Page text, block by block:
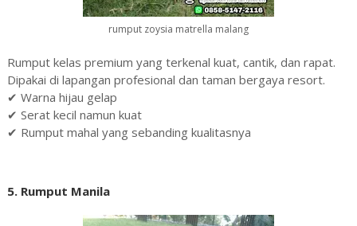
rumput zoysia matrella malang
Rumput kelas premium yang terkenal kuat, cantik, dan rapat.
Dipakai di lapangan profesional dan taman bergaya resort.
✔ Warna hijau gelap
✔ Serat kecil namun kuat
✔ Rumput mahal yang sebanding kualitasnya
5. Rumput Manila